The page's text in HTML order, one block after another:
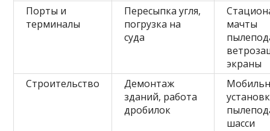
Порты и
терминалы
Пересыпка угля,
погрузка на
суда
мачты
экраны
Строительство
Демонтаж
зданий, работа
дробилок
шасси